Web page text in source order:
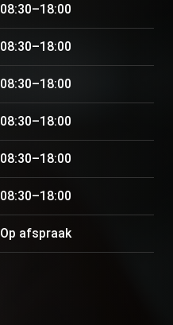
08:30–18:00
08:30–18:00
08:30–18:00
08:30–18:00
08:30–18:00
08:30–18:00
Op afspraak